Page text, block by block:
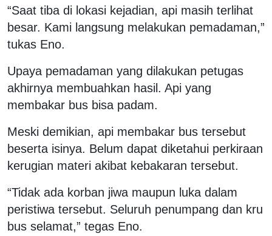
“Saat tiba di lokasi kejadian, api masih terlihat
besar. Kami langsung melakukan pemadaman,”
tukas Eno.
Upaya pemadaman yang dilakukan petugas
akhirnya membuahkan hasil. Api yang
membakar bus bisa padam.
Meski demikian, api membakar bus tersebut
beserta isinya. Belum dapat diketahui perkiraan
kerugian materi akibat kebakaran tersebut.
“Tidak ada korban jiwa maupun luka dalam
peristiwa tersebut. Seluruh penumpang dan kru
bus selamat,” tegas Eno.